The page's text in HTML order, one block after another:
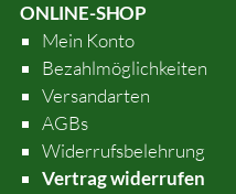
ONLINE-SHOP
Mein Konto
Bezahlmöglichkeiten
Versandarten
AGBs
Widerrufsbelehrung
Vertrag widerrufen